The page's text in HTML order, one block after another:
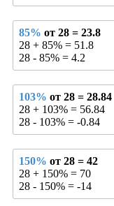
85% от 28 = 23.8
28 + 85% = 51.8
28 - 85% = 4.2
103% от 28 = 28.84
28 + 103% = 56.84
28 - 103% = -0.84
150% от 28 = 42
28 + 150% = 70
28 - 150% = -14